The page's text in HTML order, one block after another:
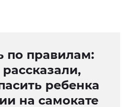
по правилам:
ребенка
на самокате